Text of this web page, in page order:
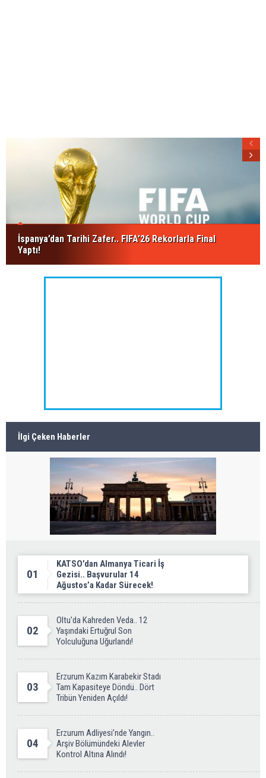
İspanya’dan Tarihi Zafer.. FIFA’26 Rekorlarla Final
Yaptı!
İlgi Çeken Haberler
01
KATSO’dan Almanya Ticari İş
Gezisi.. Başvurular 14
Ağustos’a Kadar Sürecek!
02
Oltu'da Kahreden Veda.. 12
Yaşındaki Ertuğrul Son
Yolculuğuna Uğurlandı!
03
Erzurum Kazım Karabekir Stadı
Tam Kapasiteye Döndü.. Dört
Tribün Yeniden Açıldı!
04
Erzurum Adliyesi’nde Yangın..
Arşiv Bölümündeki Alevler
Kontrol Altına Alındı!